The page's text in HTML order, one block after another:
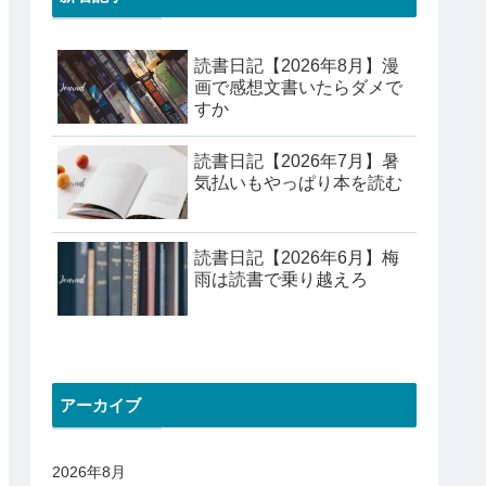
読書日記【2026年8月】漫
画で感想文書いたらダメで
すか
読書日記【2026年7月】暑
気払いもやっぱり本を読む
読書日記【2026年6月】梅
雨は読書で乗り越えろ
アーカイブ
2026年8月